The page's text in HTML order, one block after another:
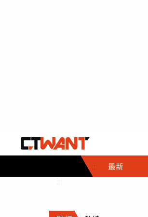
::: 最新
社會首頁
時事
調查
娛樂首頁
即時